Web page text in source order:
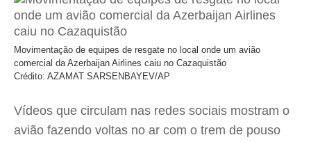
Movimentação de equipes de resgate no local onde um avião
comercial da Azerbaijan Airlines caiu no Cazaquistão
Crédito: AZAMAT SARSENBAYEV/AP
Vídeos que circulam nas redes sociais mostram o
avião fazendo voltas no ar com o trem de pouso